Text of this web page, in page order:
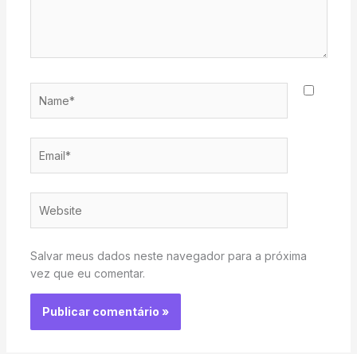
Salvar meus dados neste navegador para a próxima
vez que eu comentar.